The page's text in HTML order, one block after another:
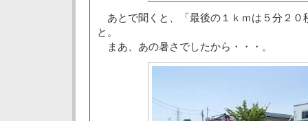
あとで聞くと、「最後の１ｋｍは５分２０
と。
まあ、あの暑さでしたから・・・。